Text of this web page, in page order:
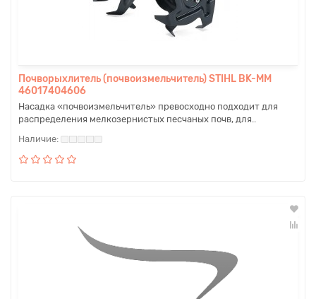
Почворыхлитель (почвоизмельчитель) STIHL BK-MM
46017404606
Насадка «почвоизмельчитель» превосходно подходит для
распределения мелкозернистых песчаных почв, для..